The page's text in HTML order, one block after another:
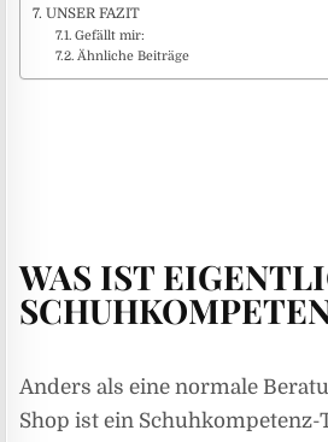
UNSER FAZIT
Gefällt mir:
Ähnliche Beiträge
WAS IST
Anders als eine normale
Shop ist ein Schuhkompetenz-